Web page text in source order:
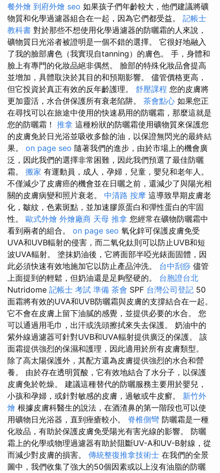
餐外燴 到府外燴 seo 如果孩子們年齡較大，他們建議將礦
物質和化學過濾器組合在一起，因為它們都受益。 記帳士
教科書 對於那些不想使用化學過濾器的防曬霜的人來說，
礦物質日光浴者被證明是一個不錯的選擇。 它很好地融入
了我的臉部膚色（我實現自tanning）的膚色。 手，身體和
臉上有專門的化妝品絕非偶然。 臉部的特殊化妝品會提高
並增加，具體取決於其目的和預期影響。 儘管價格更高，
但它投資於真正有效的反年齡護理。 舒壓課程 您的皮膚將
更加靈活，水合併保護所有衰老陷阱。 茶會點心 如果您正
在尋找可以在旅途中使用的快速易用的防曬霜，那麼這就是
您的防曬霜！ 推拿 這種粉狀的防曬霜使用礦物質來保護您
的皮膚免於日光浴並吸收多餘的油，以保證無閃光的最終結
果。 on page seo 隨著我們的進步，由於市場上的機會廣
泛，因此我們的選擇非常困難，因此我們預選了最佳防曬
霜。 搬家 有運動員，成人，孕婦，兒童，嬰兒和老年人。
不僅減少了皮膚癌的機會並在日曬之前，還減少了與陽光相
關的皮膚病變和照片衰老。 中清路 按摩 這導致早期皮膚老
化，皺紋，色素斑點，並加速膠原蛋白和彈性蛋白的牢固
性。 歐式外燴 外燴廠商 天母 推拿 您經常在礦物防曬霜中
看到兩者的組合。 on page seo 氧化鋅可保護皮膚免受
UVA和UVB輻射的侵害，而二氧化鈦則可以防止UVB和短
波UVA輻射。 塗抹奶油後，它將面部半啞光錶面固體，因
此必須快速有效地施加它以防止產品沖洗。 台中刮痧 儘管
上面提到的輕鬆，但奶油還是足夠堅硬的。 台胞證台北
Nutridome 記帳士 考試 準備 茶會 SPF 台灣公司登記 50
面霜將有效的UVA和UVB防曬霜與皮膚的支撐結合在一起。
它不會在皮膚上留下油膩的感覺，並提供必要的水合。 您
可以通過用毛巾，出汗或洗頭擦拭來失去保護。 奶油中的
紫外線過濾器可針對UVB和UVA輻射提供廣泛的保護。 該
面霜提供強烈的保濕和護理，因此適用於所有皮膚類型。
除了高太陽保護外，其配方還為皮膚提供強烈的水合和營
養。 由於存在透明質酸，它有效地結合了水分子，以保護
皮膚免於乾燥。 建議這種替代的防曬服務主要用於嬰兒，
小孩和孕婦，或針對敏感的皮膚，過敏或牛皮癬。 新竹外
燴 根據皮膚科醫生的說法，在酒渣鼻的第一階段也可以使
用礦物日光浴器，直到痤瘡較小。 脊椎側彎 防曬霜是一種
化妝品，有助於保護皮膚免受陽光有害光線的影響。 防曬
霜上的化學或物理過濾器有助於阻斷​​UV-A和UV-B射線，從
而減少對皮膚的損害。 傳統整復推拿技術士 在我們的全景
圖中，我們收集了強大的50個因素或以上沒有油脂的防曬